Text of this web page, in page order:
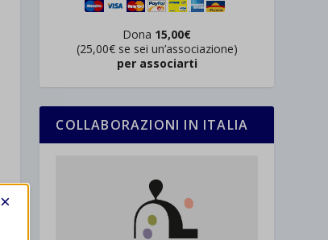
Dona 15,00€
(25,00€ se sei un’associazione)
per associarti
COLLABORAZIONI IN ITALIA
×